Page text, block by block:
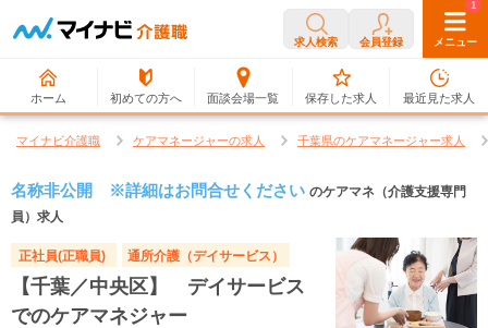
求人検索 会員登録 メニュー
ホーム 初めての方へ 面談会場一覧
0
保存した求人
1
最近見た求人
マイナビ介護職 ケアマネージャーの求人 千葉県のケアマネージャー求人
名称非公開 ※詳細はお問合せください のケアマネ（介護支援専門
員）求人
正社員(正職員) 通所介護（デイサービス）
【千葉／中央区】 デイサービス
でのケアマネジャー